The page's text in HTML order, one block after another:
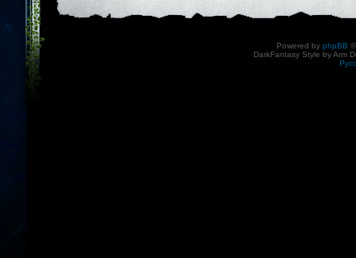
Powered by phpBB
DarkFantasy Style by Arm